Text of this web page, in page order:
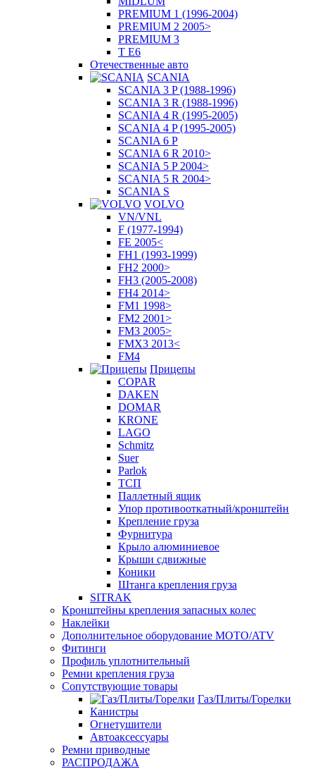
PREMIUM 1 (1996-2004)
PREMIUM 2 2005>
PREMIUM 3
T E6
Отечественные авто
SCANIA
SCANIA 3 P (1988-1996)
SCANIA 3 R (1988-1996)
SCANIA 4 R (1995-2005)
SCANIA 4 P (1995-2005)
SCANIA 6 P
SCANIA 6 R 2010>
SCANIA 5 P 2004>
SCANIA 5 R 2004>
SCANIA S
VOLVO
VN/VNL
F (1977-1994)
FE 2005<
FH1 (1993-1999)
FH2 2000>
FH3 (2005-2008)
FH4 2014>
FM1 1998>
FM2 2001>
FM3 2005>
FMX3 2013<
FM4
Прицепы
COPAR
DAKEN
DOMAR
KRONE
LAGO
Schmitz
Suer
Parlok
ТСП
Паллетный ящик
Упор противооткатный/кронштейн
Крепление груза
Фурнитура
Крыло алюминиевое
Крыши сдвижные
Коники
Штанга крепления груза
SITRAK
Кронштейны крепления запасных колес
Наклейки
Дополнительное оборудование MOTO/ATV
Фитинги
Профиль уплотнительный
Ремни крепления груза
Сопутствующие товары
Газ/Плиты/Горелки
Канистры
Огнетушители
Автоаксессуары
Ремни приводные
РАСПРОДАЖА